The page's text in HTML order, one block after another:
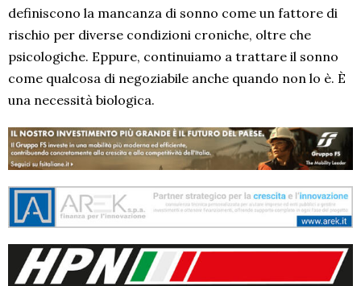
definiscono la mancanza di sonno come un fattore di
rischio per diverse condizioni croniche, oltre che
psicologiche. Eppure, continuiamo a trattare il sonno
come qualcosa di negoziabile anche quando non lo è. È
una necessità biologica.